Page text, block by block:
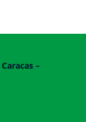
Caracas –